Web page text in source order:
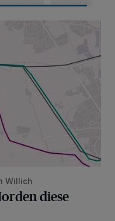
Woche
Willich
diese